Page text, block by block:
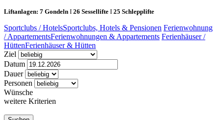
Liftanlagen: 7 Gondeln I 26 Sessellifte I 25 Schlepplifte
Sportclubs / HotelsSportclubs, Hotels & Pensionen Ferienwohnung
/ AppartementsFerienwohnungen & Appartements Ferienhäuser /
HüttenFerienhäuser & Hütten
Ziel
Datum
Dauer
Personen
Wünsche
weitere Kriterien